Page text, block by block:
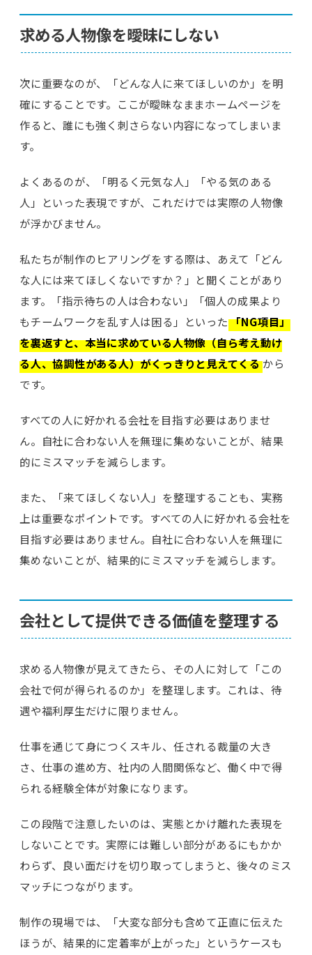
求める人物像を曖昧にしない
次に重要なのが、「どんな人に来てほしいのか」を明
確にすることです。ここが曖昧なままホームページを
作ると、誰にも強く刺さらない内容になってしまいま
す。
よくあるのが、「明るく元気な人」「やる気のある
人」といった表現ですが、これだけでは実際の人物像
が浮かびません。
私たちが制作のヒアリングをする際は、あえて「どん
な人には来てほしくないですか？」と聞くことがあり
ます。「指示待ちの人は合わない」「個人の成果より
もチームワークを乱す人は困る」といった 「NG項目」
を裏返すと、本当に求めている人物像（自ら考え動け
る人、協調性がある人）がくっきりと見えてくるから
です。
すべての人に好かれる会社を目指す必要はありませ
ん。自社に合わない人を無理に集めないことが、結果
的にミスマッチを減らします。
また、「来てほしくない人」を整理することも、実務
上は重要なポイントです。すべての人に好かれる会社を
目指す必要はありません。自社に合わない人を無理に
集めないことが、結果的にミスマッチを減らします。
会社として提供できる価値を整理する
求める人物像が見えてきたら、その人に対して「この
会社で何が得られるのか」を整理します。これは、待
遇や福利厚生だけに限りません。
仕事を通じて身につくスキル、任される裁量の大き
さ、仕事の進め方、社内の人間関係など、働く中で得
られる経験全体が対象になります。
この段階で注意したいのは、実態とかけ離れた表現を
しないことです。実際には難しい部分があるにもかか
わらず、良い面だけを切り取ってしまうと、後々のミス
マッチにつながります。
制作の現場では、「大変な部分も含めて正直に伝えた
ほうが、結果的に定着率が上がった」というケースも